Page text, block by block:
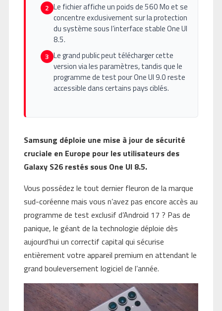
2 Le fichier affiche un poids de 560 Mo et se
concentre exclusivement sur la protection
du système sous l’interface stable One UI
8.5.
3 Le grand public peut télécharger cette
version via les paramètres, tandis que le
programme de test pour One UI 9.0 reste
accessible dans certains pays ciblés.
Samsung déploie une mise à jour de sécurité
cruciale en Europe pour les utilisateurs des
Galaxy S26 restés sous One UI 8.5.
Vous possédez le tout dernier fleuron de la marque
sud-coréenne mais vous n’avez pas encore accès au
programme de test exclusif d’Android 17 ? Pas de
panique, le géant de la technologie déploie dès
aujourd’hui un correctif capital qui sécurise
entièrement votre appareil premium en attendant le
grand bouleversement logiciel de l’année.